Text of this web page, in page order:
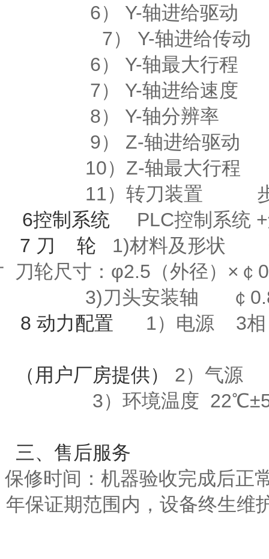
6） Y-轴进给驱
7） Y-轴进给传动 高
6） Y-轴最大行
7） Y-轴进给速度
8） Y-轴分辨率
9） Z-轴进给驱动
10）Z-轴最大行
11）转刀装置
6控制系统 PLC控制系
7 刀 轮 1)材料及形状
刀轮尺寸：φ2.5（外径）×￠
3)刀头安装轴 ￠
8 动力配置 1）电源 3相
（用户厂房提供）
2）气源
3）环境温度 22℃±
三、售后服务
保修时间：机器验收完成后正
年保证期范围内，设备终生维